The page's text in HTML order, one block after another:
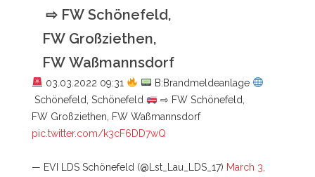
⇨ FW Schönefeld,
FW Großziethen,
FW Waßmannsdorf
03.03.2022 09:31
B:Brandmeldeanlage
Schönefeld, Schönefeld
⇨ FW Schönefeld,
FW Großziethen, FW Waßmannsdorf
pic.twitter.com/k3cF6DD7wQ
— EVI LDS Schönefeld (@Lst_Lau_LDS_17) March 3,